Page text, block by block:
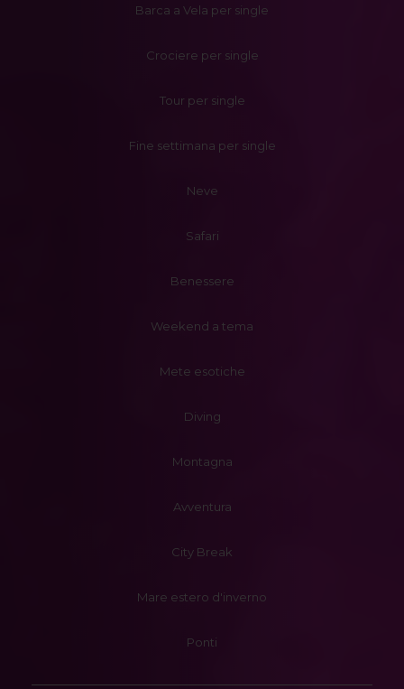
Barca a Vela per single
Crociere per single
Tour per single
Fine settimana per single
Neve
Safari
Benessere
Weekend a tema
Mete esotiche
Diving
Montagna
Avventura
City Break
Mare estero d'inverno
Ponti